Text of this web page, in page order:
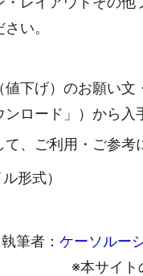
い。
下げ）のお願い
ロード」）から入
、ご利用・ご参考
形式）
執筆者： ケーソルー
※本サイト